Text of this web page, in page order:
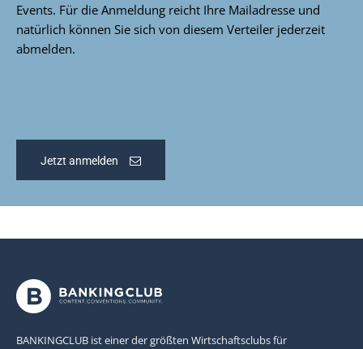
Events. Für die Anmeldung reicht Ihre Mailadresse und
natürlich können Sie sich von diesem Verteiler jederzeit
abmelden.
Jetzt anmelden
BANKINGCLUB ist einer der größten Wirtschaftsclubs für